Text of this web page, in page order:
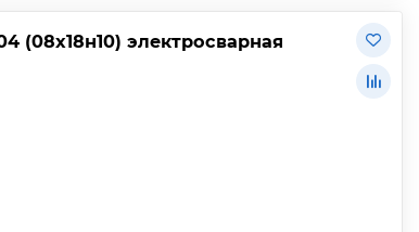
(08х18н10) электросварная